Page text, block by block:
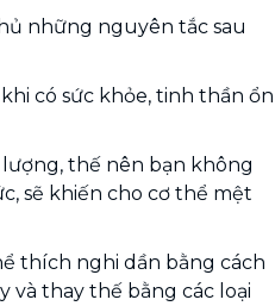
những nguyên tắc sau
có sức khỏe, tinh thần ổn
thế nên bạn không
sẽ khiến cho cơ thể mệt
thích nghi dần bằng cách
và thay thế bằng các loại